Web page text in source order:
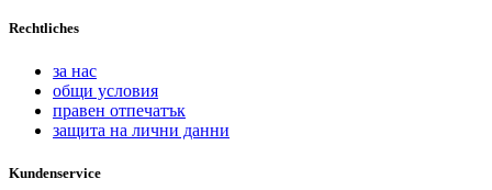
Rechtliches
за нас
общи условия
правен отпечатък
защита на лични данни
Kundenservice